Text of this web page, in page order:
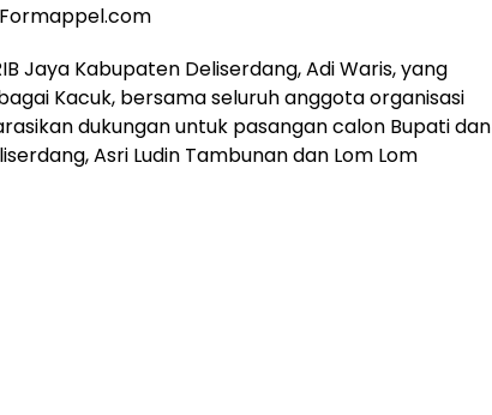
Jaya Kabupaten Deliserdang, Adi Waris, yang
Kacuk, bersama seluruh anggota organisasi
dukungan untuk pasangan calon Bupati dan
Asri Ludin Tambunan dan Lom Lom